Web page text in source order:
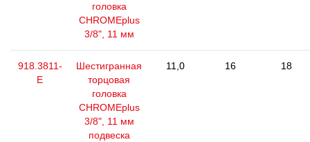
головка
CHROMEplus
3/8", 11 мм
918.3811-
E
Шестигранная
торцовая
головка
CHROMEplus
3/8", 11 мм
подвеска
11,0 16 18